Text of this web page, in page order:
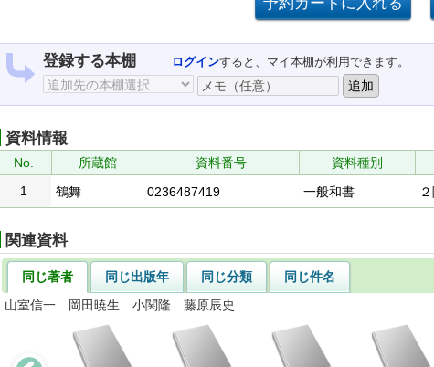
登録する本棚 ログインすると、マイ本棚が利用できます。
資料情報
No. 所蔵館 資料番号 資料種別
1
鶴舞 0236487419 一般和書
関連資料
同じ著者 同じ出版年 同じ分類
同じ件名
山室信一 岡田暁生 小関隆 藤原辰史